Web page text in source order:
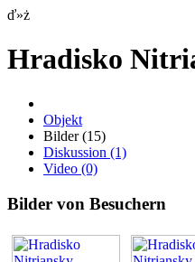
ď»ż
Hradisko
Objekt
Bilder(15)
Diskussion (1)
Video (0)
Bilder von Besuchern